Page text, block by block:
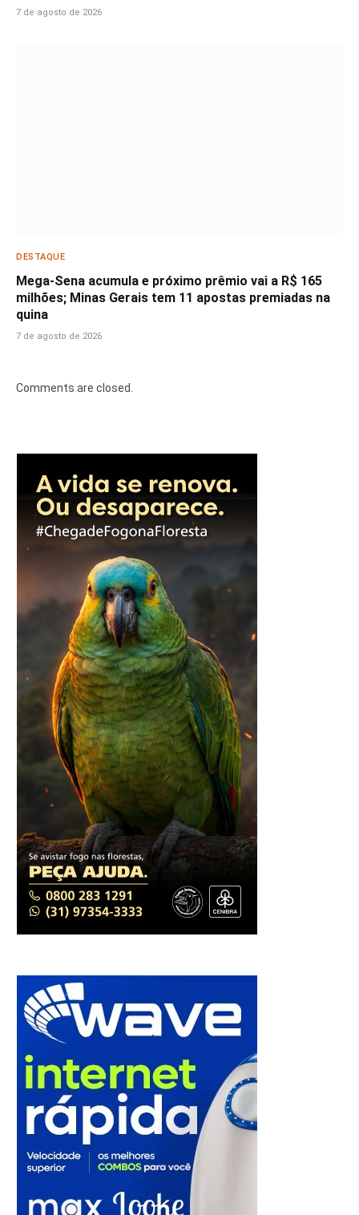
7 de agosto de 2026
DESTAQUE
Mega-Sena acumula e próximo prêmio vai a R$ 165
milhões; Minas Gerais tem 11 apostas premiadas na
quina
7 de agosto de 2026
Comments are closed.